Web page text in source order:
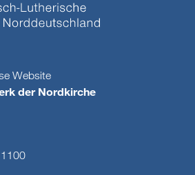
Website
der Nordkirche